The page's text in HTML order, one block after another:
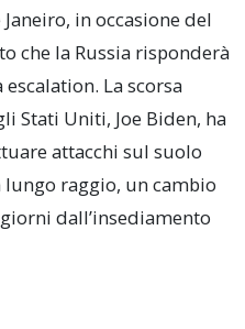
in occasione del
che la Russia risponderà
La scorsa
Stati Uniti, Joe Biden, ha
attacchi sul suolo
raggio, un cambio
dall’insediamento